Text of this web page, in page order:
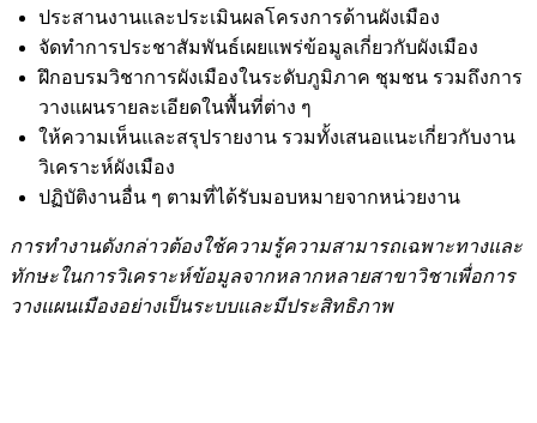
ประสานงานและประเมินผลโครงการด้านผังเมือง
จัดทำการประชาสัมพันธ์เผยแพร่ข้อมูลเกี่ยวกับผังเมือง
ฝึกอบรมวิชาการผังเมืองในระดับภูมิภาค ชุมชน รวมถึงการ
วางแผนรายละเอียดในพื้นที่ต่าง ๆ
ให้ความเห็นและสรุปรายงาน รวมทั้งเสนอแนะเกี่ยวกับงาน
วิเคราะห์ผังเมือง
ปฏิบัติงานอื่น ๆ ตามที่ได้รับมอบหมายจากหน่วยงาน
การทำงานดังกล่าวต้องใช้ความรู้ความสามารถเฉพาะทางและ
ทักษะในการวิเคราะห์ข้อมูลจากหลากหลายสาขาวิชาเพื่อการ
วางแผนเมืองอย่างเป็นระบบและมีประสิทธิภาพ